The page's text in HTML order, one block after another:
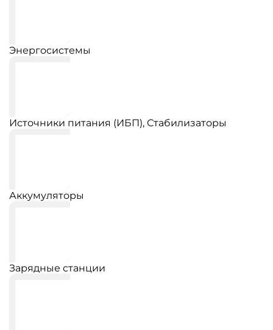
Энергосистемы
Источники питания (ИБП), Стабилизаторы
Аккумуляторы
Зарядные станции